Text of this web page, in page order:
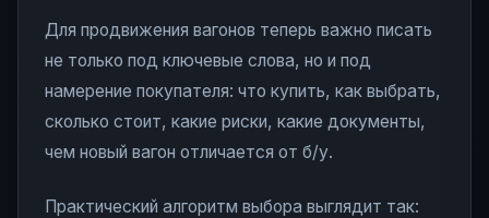
Для продвижения вагонов теперь важно писать
не только под ключевые слова, но и под
намерение покупателя: что купить, как выбрать,
сколько стоит, какие риски, какие документы,
чем новый вагон отличается от б/у.
Практический алгоритм выбора выглядит так: